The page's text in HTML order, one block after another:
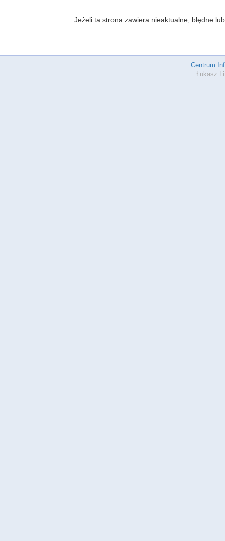
Jeżeli ta strona zawiera nieaktualne, błędne
Centrum
Łukasz